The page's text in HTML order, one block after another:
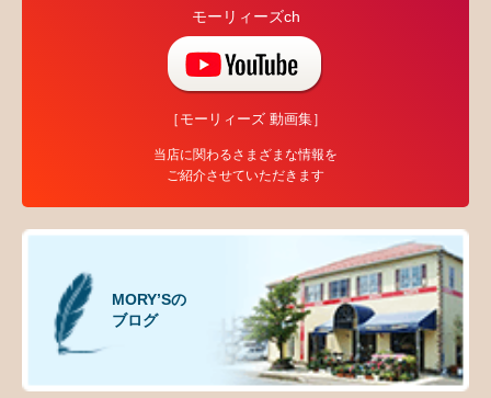
モーリィーズch
［モーリィーズ 動画集］
当店に関わるさまざまな情報を
ご紹介させていただきます
MORY’Sの
ブログ